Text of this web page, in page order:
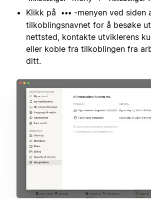
Klikk på
••• -menyen ved siden
tilkoblingsnavnet for å besøke
nettsted, kontakte utviklerens
eller koble fra tilkoblingen fra
ditt.